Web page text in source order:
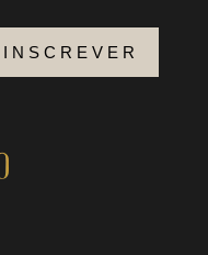
INSCREVER